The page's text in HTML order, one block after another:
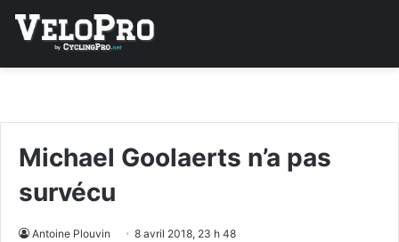
Michael Goolaerts n’a pas
survécu
Antoine Plouvin 8 avril 2018, 23 h 48